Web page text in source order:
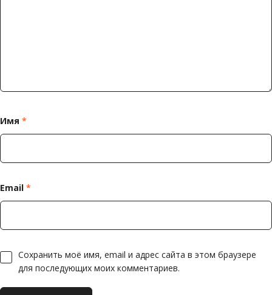
Имя *
Email *
Сохранить моё имя, email и адрес сайта в этом браузере
для последующих моих комментариев.